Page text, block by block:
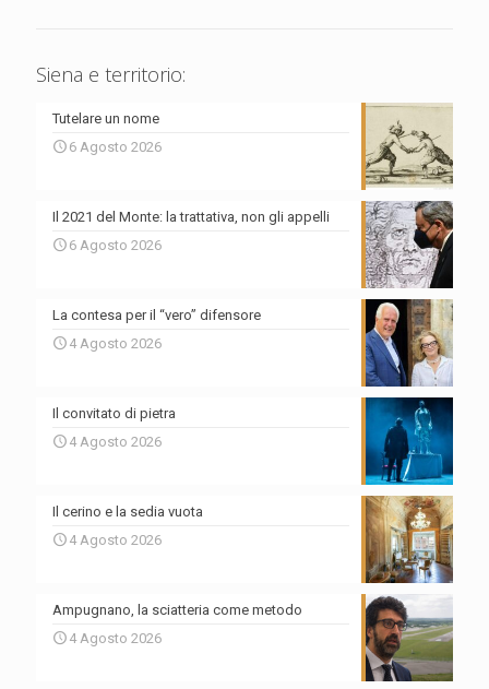
Siena e territorio:
Tutelare un nome
6 Agosto 2026
Il 2021 del Monte: la trattativa, non gli appelli
6 Agosto 2026
La contesa per il “vero” difensore
4 Agosto 2026
Il convitato di pietra
4 Agosto 2026
Il cerino e la sedia vuota
4 Agosto 2026
Ampugnano, la sciatteria come metodo
4 Agosto 2026